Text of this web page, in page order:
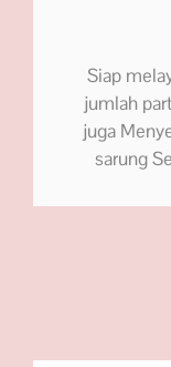
Siap
jumlah
juga
sarung